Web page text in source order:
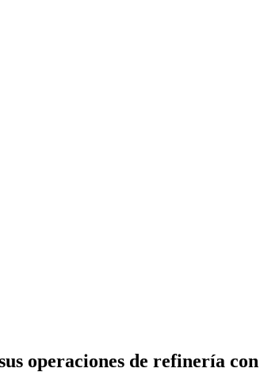
operaciones de refinería